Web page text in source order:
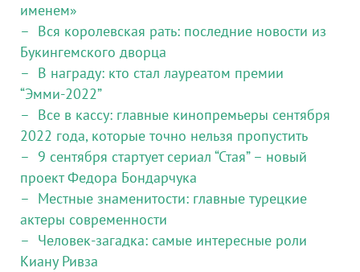
именем»
Вся королевская рать: последние новости из
Букингемского дворца
В награду: кто стал лауреатом премии
“Эмми-2022”
Все в кассу: главные кинопремьеры сентября
2022 года, которые точно нельзя пропустить
9 сентября стартует сериал “Стая” – новый
проект Федора Бондарчука
Местные знаменитости: главные турецкие
актеры современности
Человек-загадка: самые интересные роли
Киану Ривза